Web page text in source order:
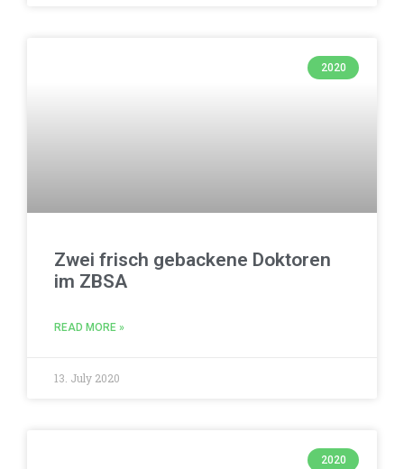
2020
Zwei frisch gebackene Doktoren
im ZBSA
READ MORE »
13. July 2020
2020